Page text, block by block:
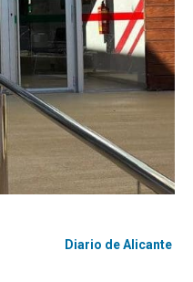
Diario de Alicante